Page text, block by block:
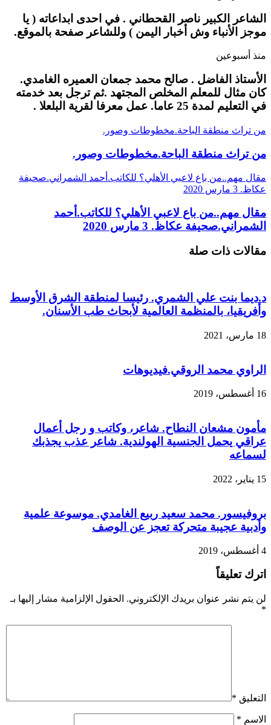
الشاعر الكبير ناصر القحطاني . في احدى ابداعاته ( يا
موجز الأنباء وش أخبار اليمن ) وللشاعر صفحة بالموقع.
منذ أسبوعين
الأستاذ الفاضل . صالح محمد جمعان العميره الغامدي.
كان مثال للمعلم المخلص المجتهد .ثم ترجل بعد خدمته
في التعليم لمدة 25 عاما. عمل معرفا لقرية البلعلا .
من تراث منطقة الباحة.مخطوطات وصور.
من تراث منطقة الباحة.مخطوطات وصور.
مقال مهم..من باع لاعبي الأهلي؟ للكاتب.أحمد الشمراني.صحيفة
عكاظ. 3 مارس 2020
مقال مهم..من باع لاعبي الأهلي؟ للكاتب.أحمد
الشمراني.صحيفة عكاظ. 3 مارس 2020
مقالات ذات صلة
د.ديما بنت علي الشمري. رئيسا لمنطقة الشرق الأوسط
وأفريقيا، بالمنظمة العالمية لأبحاث طب الأسنان.
18 مارس، 2021
الراوي محمد الروقي.فيديوهات
16 أغسطس، 2019
مأمون مشعان النطاح. شاعر، وكاتب و رجل أعمال
عراقي يحمل الجنسية الهولندية. شاعر عذب يجذبك
لسماعه
15 يناير، 2022
بروفيسور. محمد سعيد ربيع الغامدي. موسوعة علمية
وأدبية عجيبة متحركة تعجز عن الوصف
4 أغسطس، 2019
اترك تعليقاً
لن يتم نشر عنوان بريدك الإلكتروني. الحقول الإلزامية مشار إليها بـ
*
التعليق *
الاسم *